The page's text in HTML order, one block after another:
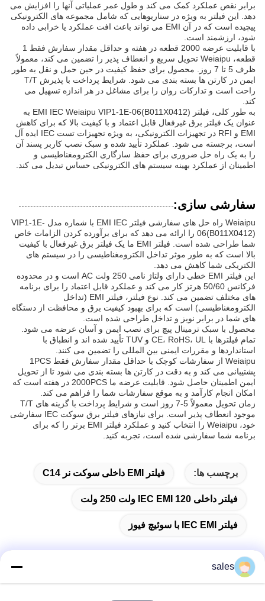
برابر نقص عملکرد کمک می کند و طول عمر عملیاتی آنها را افزایش می
دهد. این فیلتر به ویژه در سناریوهایی که شامل مجموعه های الکترونیکی
پیچیده است که در آن EMI می تواند باعث افت عملکرد یا خرابی داده
شود، ارزشمند است.
با قابلیت عرضه 2000 قطعه در هفته و حداقل مقدار سفارش فقط 1
قطعه، Weiaipu تحویل سریع و انعطاف پذیر را تضمین می کند، معمولاً
ظرف 5 تا 7 روز. محصول برای حفظ کیفیت در حین حمل و نقل به طور
ایمن در کارتن ها بسته بندی می شود. شرایط پرداخت با پذیرش T/T
راحت است و تدارکات روان را برای مشاغل در هر اندازه تسهیل می
کند.
به طور کلی، فیلتر EMI IEC Weiaipu VIP1-1E-06(B011X0412) به
عنوان یک فیلتر برق غیرفعال قابل اعتماد و با کیفیت بالا که برای کاهش
EMI و RFI در تجهیزات الکترونیکی، به ویژه تجهیزات تست IEC ایده آل
است، برجسته می شود. عملکرد تأیید شده و سبک نصب کاربر پسند آن
را به یک راه حل ضروری برای حفظ سازگاری الکترومغناطیسی و
اطمینان از عملکرد بهینه سیستم های الکترونیکی حساس تبدیل می کند.
سفارشی سازی:
Weiaipu راه حل های سفارشی فیلتر EMI IEC با شماره مدل VIP1-1E-
06(B011X0412) را ارائه می دهد که برای برآورده کردن الزامات خاص
شما طراحی شده است. فیلتر EMI ما یک فیلتر برق غیرفعال با کیفیت
بالا است که به طور موثر تداخل الکترومغناطیسی را در سیستم های
الکتریکی شما کاهش می دهد.
این فیلتر EMI خطی دارای ولتاژ نامی 250 ولت AC است و در محدوده
فرکانس 50/60 هرتز کار می کند و عملکرد قابل اعتماد را برای برنامه
های مختلف تضمین می کند. نوع فیلتر، فیلتر EMI (تداخل
الکترومغناطیسی) است که برای بهبود کیفیت برق و محافظت از دستگاه
های شما در برابر نویز و تداخل طراحی شده است.
محصول با سبک ترمینال پیچ برای نصب ایمن و آسان عرضه می شود.
تمام فیلترها با CE، RoHS، UL و TUV تأیید شده اند و انطباق با
استانداردها و مقررات ایمنی بین المللی را تضمین می کنند.
Weiaipu از سفارشات کوچک با حداقل مقدار سفارش فقط 1PCS
پشتیبانی می کند و به دقت در کارتن ها بسته بندی می شود تا از تحویل
ایمن اطمینان حاصل شود. قابلیت عرضه ما 2000PCS در هفته است که
امکان انجام کارآمد و به موقع سفارشات شما را فراهم می کند.
زمان تحویل معمولاً 5-7 روز است و شرایط پرداخت با گزینه های T/T
موجود انعطاف پذیر است. برای نیازهای فیلتر برق سوکت IEC سفارشی
خود، Weiaipu را انتخاب کنید و عملکرد فیلتر EMI برتر را که برای
برنامه شما سفارشی شده است، تجربه کنید.
برچسب ها: فیلتر EMI داخلی سوکت نر C14
فیلتر داخلی IEC EMI 120 ولت 250 ولت
فیلتر IEC EMI با سوئیچ فیوز
sales